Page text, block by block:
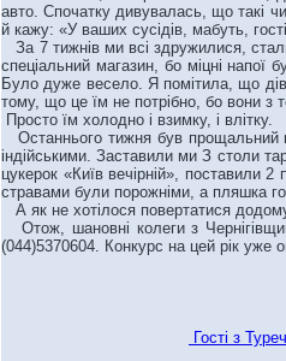
авто. Спочатку дивувалась, що такі
й кажу: «У ваших сусідів, мабуть,
За 7 тижнів ми всі здружилися,
спеціальний магазин, бо міцні напої
Було дуже весело. Я помітила, що
тому, що це їм не потрібно, бо вони з
Просто їм холодно і взимку, і влітку.
Останнього тижня був прощальний
індійськими. Заставили ми З столи
цукерок «Київ вечірній», поставили
стравами були порожніми, а пляшка
А як не хотілося повертатися
Отож, шановні колеги з
(044)5370604. Конкурс на цей рік
Гості з